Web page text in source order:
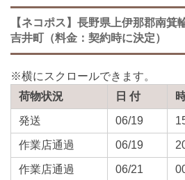
【ネコポス】長野県上伊那郡南箕
吉井町（料金：契約時に決定）
荷物状況 日 付
発送 06/19
作業店通過 06/19
作業店通過 06/21